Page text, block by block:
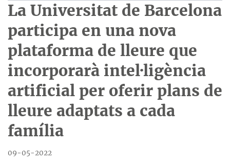
La Universitat de Barcelona
participa en una nova
plataforma de lleure que
incorporarà intel·ligència
artificial per oferir plans de
lleure adaptats a cada
família
09-05-2022